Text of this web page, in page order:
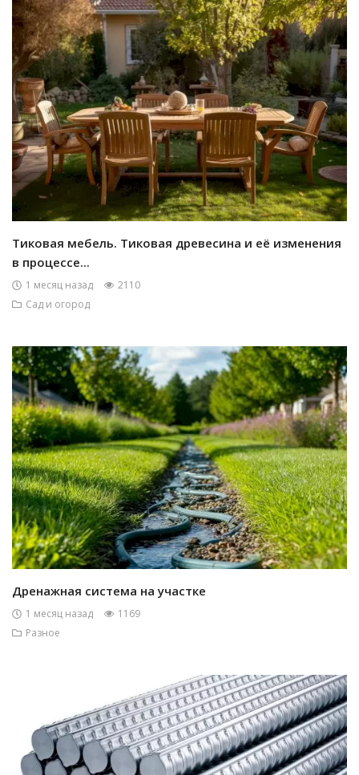
Тиковая мебель. Тиковая древесина и её изменения
в процессе...
1 месяц назад
2110
Сад и огород
Дренажная система на участке
1 месяц назад
1169
Разное